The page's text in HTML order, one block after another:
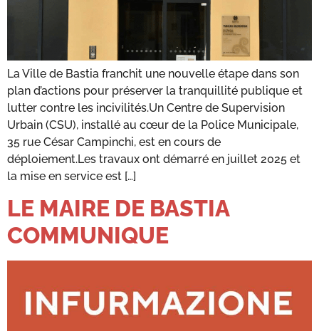
La Ville de Bastia franchit une nouvelle étape dans son
plan d’actions pour préserver la tranquillité publique et
lutter contre les incivilités.Un Centre de Supervision
Urbain (CSU), installé au cœur de la Police Municipale,
35 rue César Campinchi, est en cours de
déploiement.Les travaux ont démarré en juillet 2025 et
la mise en service est […]
LE MAIRE DE BASTIA
COMMUNIQUE